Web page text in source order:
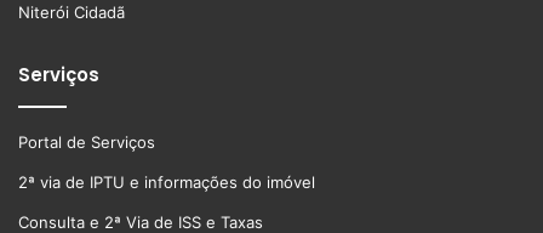
Niterói Cidadã
Serviços
Portal de Serviços
2ª via de IPTU e informações do imóvel
Consulta e 2ª Via de ISS e Taxas